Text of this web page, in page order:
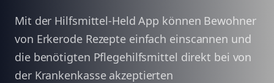
Mit der Hilfsmittel-Held App können Bewohner
von Erkerode Rezepte einfach einscannen und
die benötigten Pflegehilfsmittel direkt bei von
der Krankenkasse akzeptierten